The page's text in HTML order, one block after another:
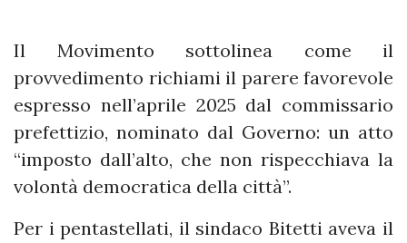
Il Movimento sottolinea come il
provvedimento richiami il parere favorevole
espresso nell’aprile 2025 dal commissario
prefettizio, nominato dal Governo: un atto
“imposto dall’alto, che non rispecchiava la
volontà democratica della città”.
Per i pentastellati, il sindaco Bitetti aveva il